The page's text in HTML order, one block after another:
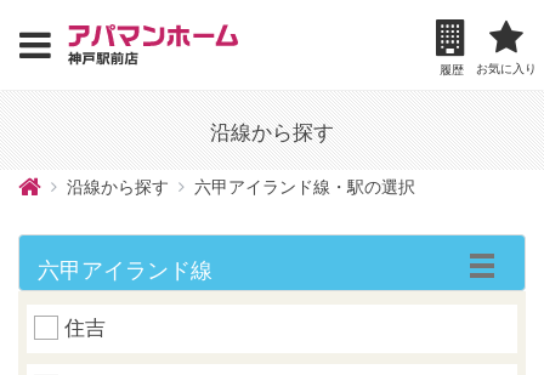
お気に入り
履歴
沿線から探す
沿線から探す 六甲アイランド線・駅の選択
六甲アイランド線
住吉